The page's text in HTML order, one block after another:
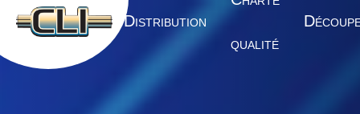
A CCUEIL DISTRIBUTION
QUALITÉ
D